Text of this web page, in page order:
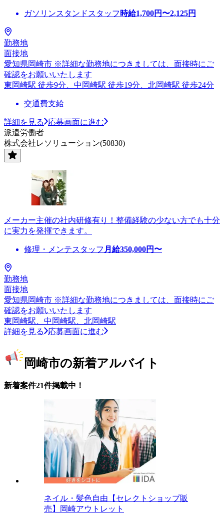
ガソリンスタンドスタッフ 時給1,700円〜2,125円
勤務地
面接地
愛知県岡崎市 ※詳細な勤務地につきましては、面接時にご
確認をお願いいたします
東岡崎駅 徒歩9分、中岡崎駅 徒歩19分、北岡崎駅 徒歩24分
交通費支給
詳細を見る
応募画面に進む
派遣労働者
株式会社レソリューション(50830)
メーカー主催の社内研修有り！整備経験の少ない方でも十分
に実力を発揮できます。
修理・メンテスタッフ 月給350,000円〜
勤務地
面接地
愛知県岡崎市 ※詳細な勤務地につきましては、面接時にご
確認をお願いいたします
東岡崎駅、中岡崎駅、北岡崎駅
詳細を見る
応募画面に進む
岡崎市の新着アルバイト
新着案件21件掲載中！
ネイル・髪色自由【セレクトショップ販
売】岡崎アウトレット